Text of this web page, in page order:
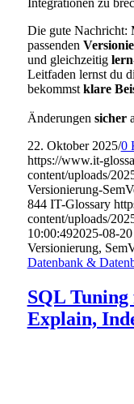
Integrationen zu
Die gute Nachricht:
passenden
und gleichzeitig
Leitfaden lernst du
bekommst klare
Änderungen sicher
22. Oktober 2025/0
https://www.it-
content/uploads/
Versionierung-
844 IT-Glossary
content/uploads/
10:00:492025-08-
Versionierung,
Datenbank &
SQL
Explain,